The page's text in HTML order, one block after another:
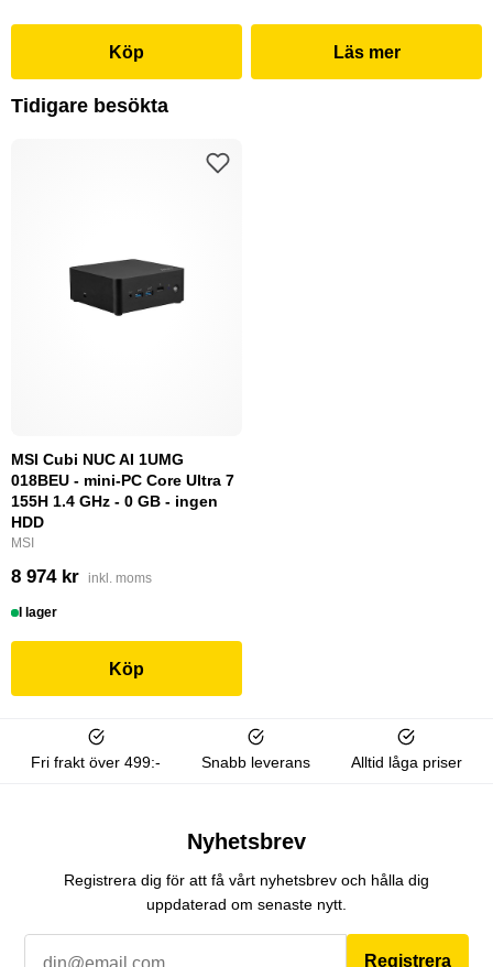
Köp Läs mer
Tidigare besökta
MSI Cubi NUC AI 1UMG
018BEU - mini-PC Core Ultra 7
155H 1.4 GHz - 0 GB - ingen
HDD
MSI
8 974 kr inkl. moms
I lager
Köp
Fri frakt över 499:- Snabb leverans Alltid låga priser
Nyhetsbrev
Registrera dig för att få vårt nyhetsbrev och hålla dig
uppdaterad om senaste nytt.
Registrera